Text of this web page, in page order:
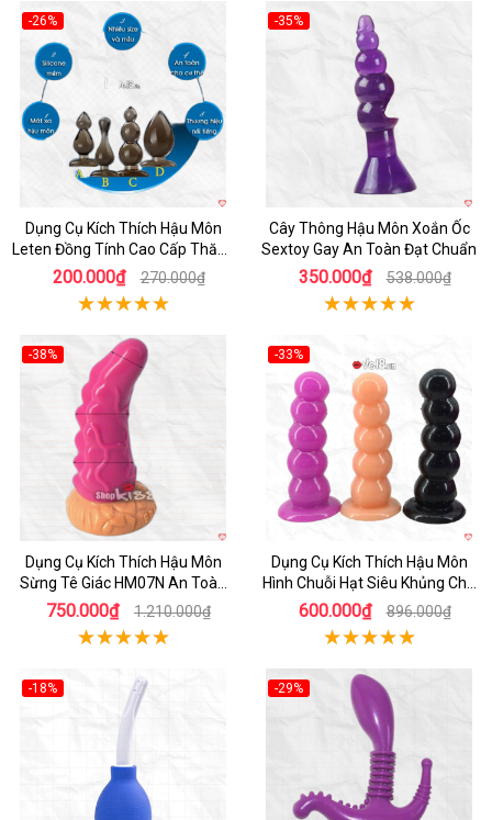
-26%
Dụng Cụ Kích Thích Hậu Môn
Leten Đồng Tính Cao Cấp Thăng
Hoa
200.000₫ 270.000₫
-35%
Cây Thông Hậu Môn Xoắn Ốc
Sextoy Gay An Toàn Đạt Chuẩn
350.000₫ 538.000₫
-38%
Dụng Cụ Kích Thích Hậu Môn
Sừng Tê Giác HM07N An Toàn
Hiệu Quả
750.000₫ 1.210.000₫
-33%
Dụng Cụ Kích Thích Hậu Môn
Hình Chuỗi Hạt Siêu Khủng Cho
Gay Cao Cấp
600.000₫ 896.000₫
-18%
-29%